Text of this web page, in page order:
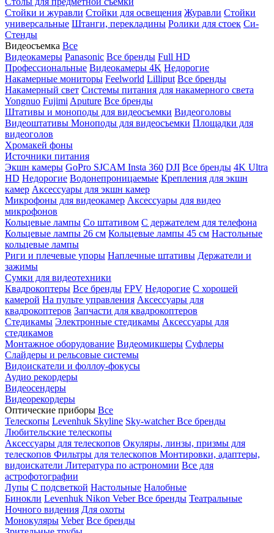
Стойки и журавли Стойки для освещения Журавли Стойки
универсальные Штанги, перекладины Ролики для стоек Си-
Стенды
Видеосъемка Все
Видеокамеры Panasonic Все бренды Full HD
Профессиональные Видеокамеры 4K Недорогие
Накамерные мониторы Feelworld Lilliput Все бренды
Накамерный свет Системы питания для накамерного света
Yongnuo Fujimi Aputure Все бренды
Штативы и моноподы для видеосъемки Видеоголовы
Видеоштативы Моноподы для видеосъемки Площадки для
видеоголов
Хромакей фоны
Источники питания
Экшн камеры GoPro SJCAM Insta 360 DJI Все бренды 4K Ultra
HD Недорогие Водонепроницаемые Крепления для экшн
камер Аксессуары для экшн камер
Микрофоны для видеокамер Аксессуары для видео
микрофонов
Кольцевые лампы Со штативом C держателем для телефона
Кольцевые лампы 26 см Кольцевые лампы 45 см Настольные
кольцевые лампы
Риги и плечевые упоры Наплечные штативы Держатели и
зажимы
Сумки для видеотехники
Квадрокоптеры Все бренды FPV Недорогие С хорошей
камерой На пульте управления Аксессуары для
квадрокоптеров Запчасти для квадрокоптеров
Стедикамы Электронные стедикамы Аксессуары для
стедикамов
Монтажное оборудование Видеомикшеры Суфлеры
Слайдеры и рельсовые системы
Видоискатели и фоллоу-фокусы
Аудио рекордеры
Видеосендеры
Видеорекордеры
Оптические приборы Все
Телескопы Levenhuk Skyline Sky-watcherВсе бренды
Любительские телескопы
Аксессуары для телескопов Окуляры, линзы, призмы для
телескопов Фильтры для телескопов Монтировки, адаптеры,
видоискатели Литература по астрономии Все для
астрофотографии
Лупы С подсветкой Настольные Налобные
Бинокли Levenhuk Nikon VeberВсе бренды Театральные
Ночного видения Для охоты
Монокуляры Veber Все бренды